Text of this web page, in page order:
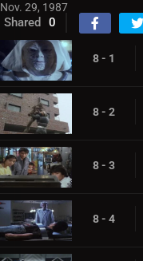
Nov. 29, 1987
Shared 0
8 - 1
8 - 2
8 - 3
8 - 4